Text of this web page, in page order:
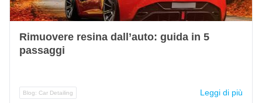
Rimuovere resina dall’auto: guida in 5
passaggi
Blog: Car Detailing Leggi di più